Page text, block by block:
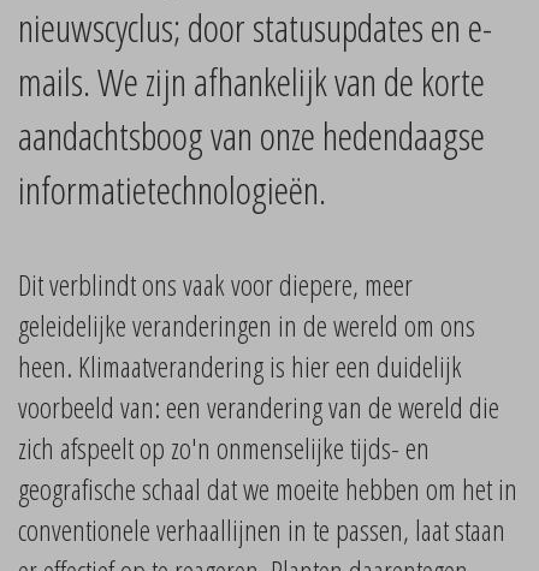
nieuwscyclus; door statusupdates en e-
mails. We zijn afhankelijk van de korte
aandachtsboog van onze hedendaagse
informatietechnologieën.
Dit verblindt ons vaak voor diepere, meer
geleidelijke veranderingen in de wereld om ons
heen. Klimaatverandering is hier een duidelijk
voorbeeld van: een verandering van de wereld die
zich afspeelt op zo'n onmenselijke tijds- en
geografische schaal dat we moeite hebben om het in
conventionele verhaallijnen in te passen, laat staan